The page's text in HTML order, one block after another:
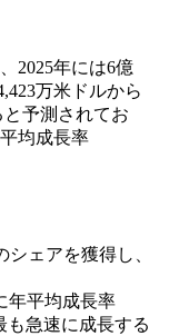
2025年には6億
万米ドルから
と予測されてお
均成長率
シェアを獲得し、
年平均成長率
も急速に成長する